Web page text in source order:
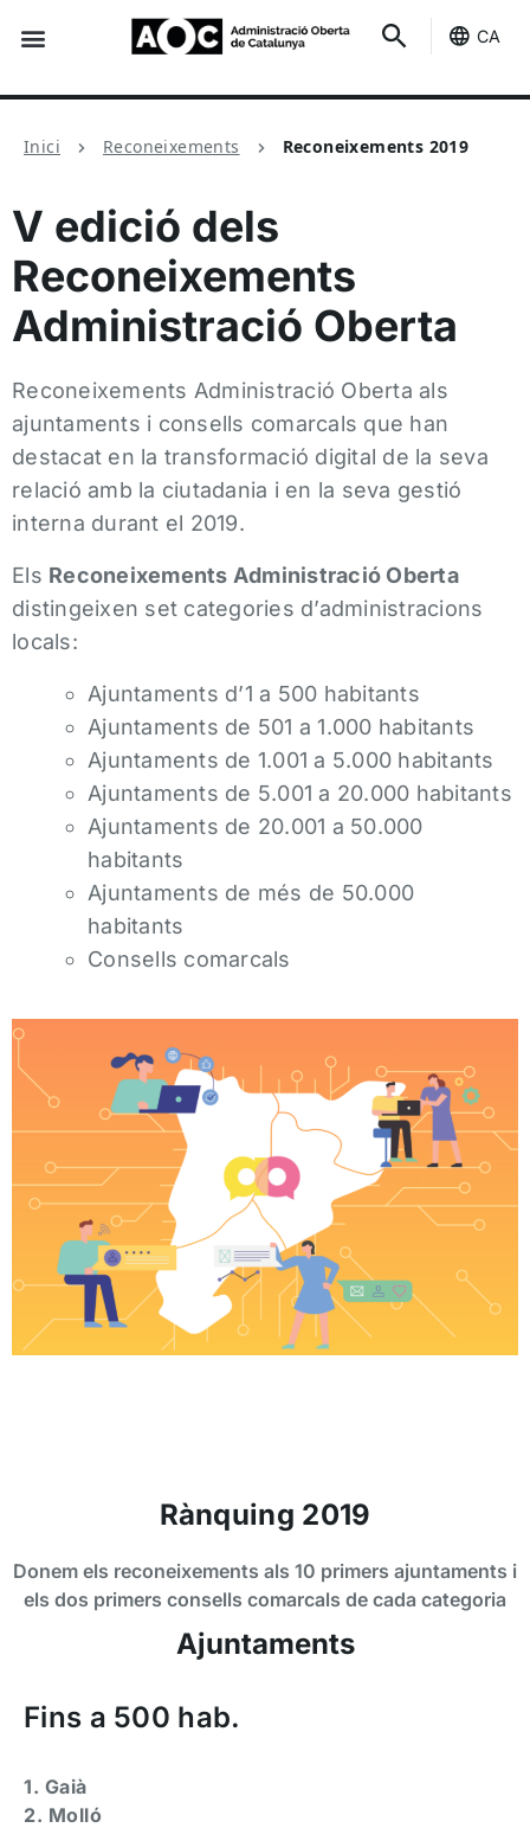
CA
Inici Reconeixements Reconeixements 2019
V edició dels
Reconeixements
Administració Oberta
Reconeixements Administració Oberta als
ajuntaments i consells comarcals que han
destacat en la transformació digital de la seva
relació amb la ciutadania i en la seva gestió
interna durant el 2019.
Els Reconeixements Administració Oberta
distingeixen set categories d’administracions
locals:
Ajuntaments d’1 a 500 habitants
Ajuntaments de 501 a 1.000 habitants
Ajuntaments de 1.001 a 5.000 habitants
Ajuntaments de 5.001 a 20.000 habitants
Ajuntaments de 20.001 a 50.000
habitants
Ajuntaments de més de 50.000
habitants
Consells comarcals
Rànquing 2019
Donem els reconeixements als 10 primers ajuntaments i
els dos primers consells comarcals de cada categoria
Ajuntaments
Fins a 500 hab.
1. Gaià
2. Molló